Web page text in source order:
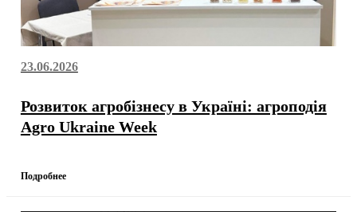
23.06.2026
Розвиток агробізнесу в Україні: агроподія
Agro Ukraine Week
Подробнее